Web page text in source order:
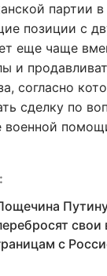
партии
позиции с
еще чаще
и
согласно
сделку по
военной
свои
с